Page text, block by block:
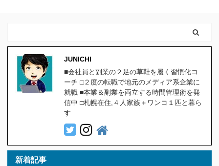
JUNICHI
■会社員と副業の２足の草鞋を履く習慣化コ
ーチ □２度の転職で地元のメディア系企業に
就職 ■本業＆副業を両立する時間管理術を発
信中 □札幌在住,４人家族＋ワンコ１匹と暮ら
す
新着記事